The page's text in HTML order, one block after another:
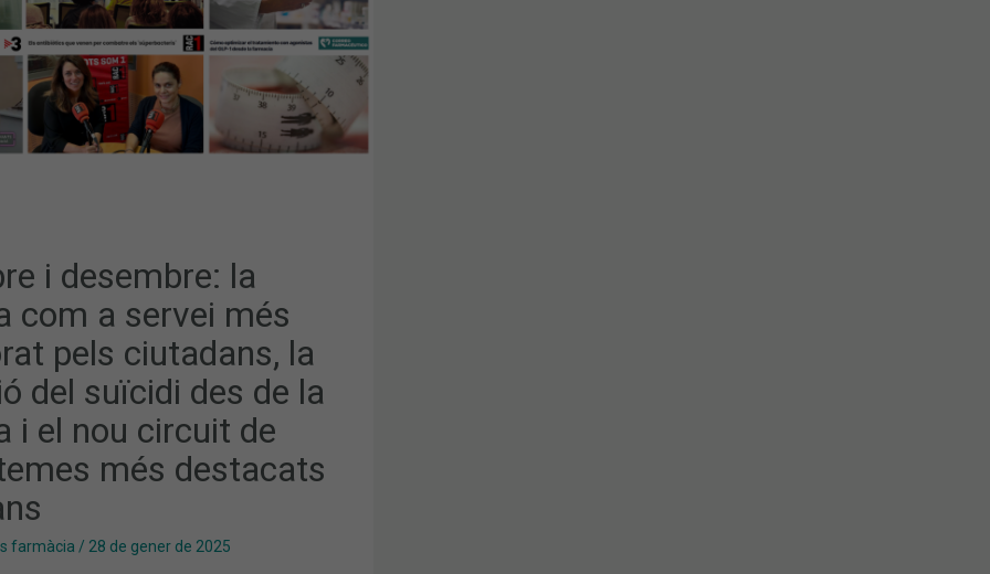
i desembre: la
com a servei més
pels ciutadans, la
del suïcidi des de la
i el nou circuit de
més destacats
farmàcia / 28 de gener de 2025